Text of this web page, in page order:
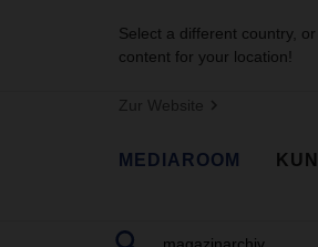
Select a different country,
content for your location!
Zur Website
MEDIAROOM